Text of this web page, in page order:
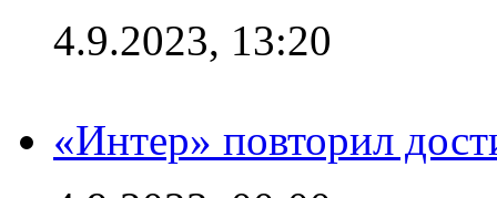
4.9.2023, 13:20
«Интер» повторил